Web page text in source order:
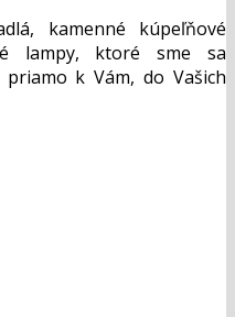
kamenné kúpeľňové
lampy, ktoré sme sa
k Vám, do Vašich